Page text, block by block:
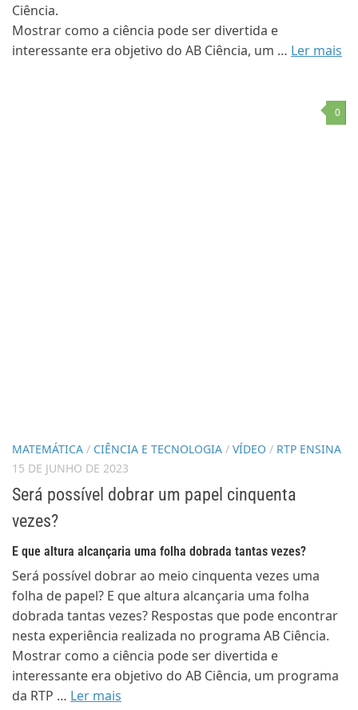
Ciência.
Mostrar como a ciência pode ser divertida e
interessante era objetivo do AB Ciência, um … Ler mais
0
MATEMÁTICA / CIÊNCIA E TECNOLOGIA / VÍDEO / RTP ENSINA
15 DE JUNHO DE 2023
Será possível dobrar um papel cinquenta
vezes?
E que altura alcançaria uma folha dobrada tantas vezes?
Será possível dobrar ao meio cinquenta vezes uma
folha de papel? E que altura alcançaria uma folha
dobrada tantas vezes? Respostas que pode encontrar
nesta experiência realizada no programa AB Ciência.
Mostrar como a ciência pode ser divertida e
interessante era objetivo do AB Ciência, um programa
da RTP … Ler mais